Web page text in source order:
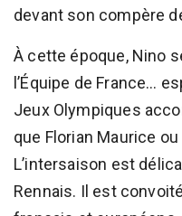
devant son compère
À cette époque, Nino
l’Équipe de France…
Jeux Olympiques
que Florian Maurice
L’intersaison est
Rennais. Il est